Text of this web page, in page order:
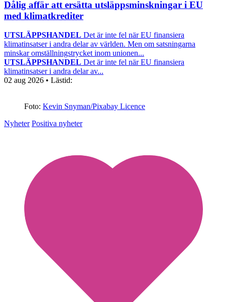
Dålig affär att ersätta utsläppsminskningar i EU
med klimatkrediter
UTSLÄPPSHANDEL Det är inte fel när EU finansiera
klimatinsatser i andra delar av världen. Men om satsningarna
minskar omställningstrycket inom unionen...
UTSLÄPPSHANDEL Det är inte fel när EU finansiera
klimatinsatser i andra delar av...
02 aug 2026 • Lästid:
Foto: Kevin Snyman/Pixabay Licence
Nyheter Positiva nyheter